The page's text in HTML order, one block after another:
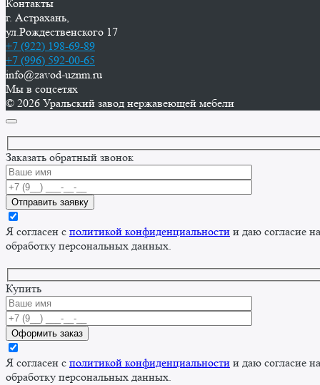
Контакты
г. Астрахань,
ул.Рождественского 17
+7 (922) 198-69-89
+7 (996) 592-00-65
info@zavod-uznm.ru
Мы в соцсетях
© 2026 Уральский завод нержавеющей мебели
Заказать обратный звонок
Я согласен с политикой конфиденциальности и даю согласие на
обработку персональных данных.
Купить
Я согласен с политикой конфиденциальности и даю согласие на
обработку персональных данных.